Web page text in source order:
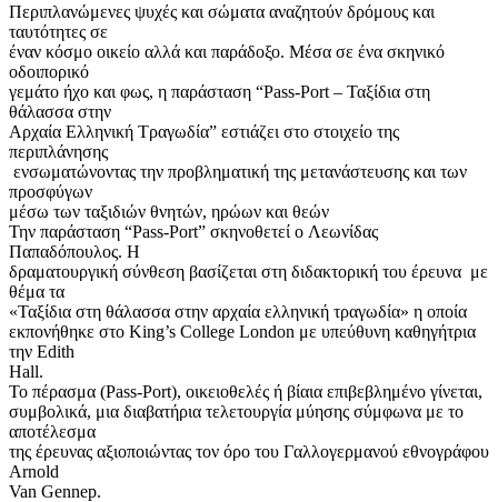
Περιπλανώμενες ψυχές και σώματα αναζητούν δρόμους και
ταυτότητες σε
έναν κόσμο οικείο αλλά και παράδοξο. Μέσα σε ένα σκηνικό
οδοιπορικό
γεμάτο ήχο και φως, η παράσταση “Pass-Port – Ταξίδια στη
θάλασσα στην
Αρχαία Ελληνική Τραγωδία” εστιάζει στο στοιχείο της
περιπλάνησης
ενσωματώνοντας την προβληματική της μετανάστευσης και των
προσφύγων
μέσω των ταξιδιών θνητών, ηρώων και θεών
Την παράσταση “Pass-Port” σκηνοθετεί ο Λεωνίδας
Παπαδόπουλος. Η
δραματουργική σύνθεση βασίζεται στη διδακτορική του έρευνα με
θέμα τα
«Ταξίδια στη θάλασσα στην αρχαία ελληνική τραγωδία» η οποία
εκπονήθηκε στο King’s College London με υπεύθυνη καθηγήτρια
την Edith
Hall.
Το πέρασμα (Pass-Port), οικειοθελές ή βίαια επιβεβλημένο γίνεται,
συμβολικά, μια διαβατήρια τελετουργία μύησης σύμφωνα με το
αποτέλεσμα
της έρευνας αξιοποιώντας τον όρο του Γαλλογερμανού εθνογράφου
Arnold
Van Gennep. ‬